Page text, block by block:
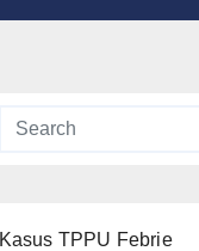
Kasus TPPU Febrie